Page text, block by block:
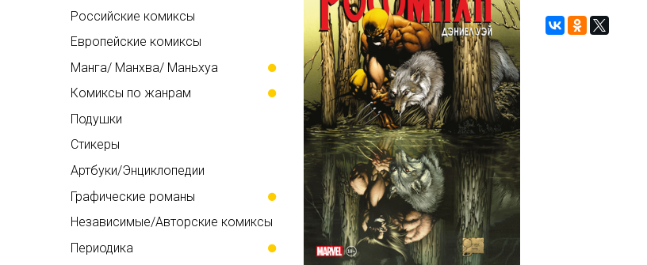
Российские комиксы
Европейские комиксы
Манга/ Манхва/ Маньхуа
Комиксы по жанрам
Подушки
Стикеры
Артбуки/Энциклопедии
Графические романы
Независимые/Авторские комиксы
Периодика